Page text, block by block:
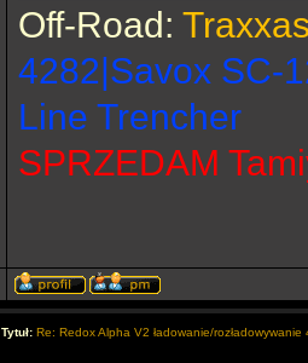
Off-Road:
4282|Savox SC-
Line Trencher
SPRZEDAM
Tytuł: Re: Redox Alpha V2 ładowanie/rozładowywanie